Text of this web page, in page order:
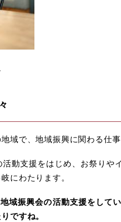
域で、地域振興に関わる仕事
動支援をはじめ、お祭りや
にわたります。
域振興会の活動支援をして
ですね。